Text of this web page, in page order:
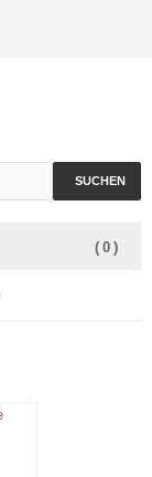
SUCHEN
( 0 )